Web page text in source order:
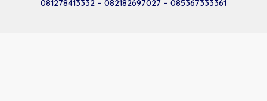
081278413332 – 082182697027 – 085367333361